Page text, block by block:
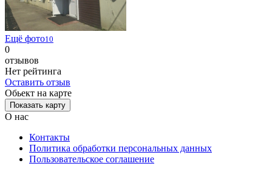
Ещё фото10
0
отзывов
Нет рейтинга
Оставить отзыв
Обьект на карте
Показать карту
О нас
Контакты
Политика обработки персональных данных
Пользовательское соглашение